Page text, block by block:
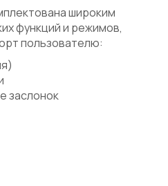
широким
функций и режимов,
пользователю:
заслонок